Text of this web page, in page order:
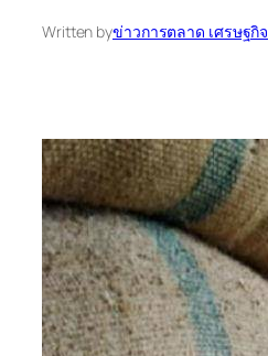
Written byข่าวการตลาด เศรษฐกิจ